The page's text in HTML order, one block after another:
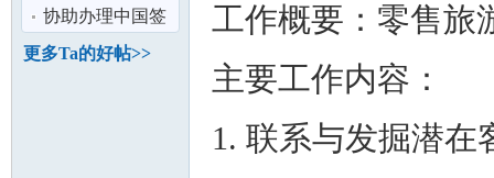
湾地区送餐司
机！想赚就赚,自
协助办理中国签
证,护照,代领,代
发各类文件
更多Ta的好帖>>
工作概要：零售旅
主要工作内容：
1. 联系与发掘潜在